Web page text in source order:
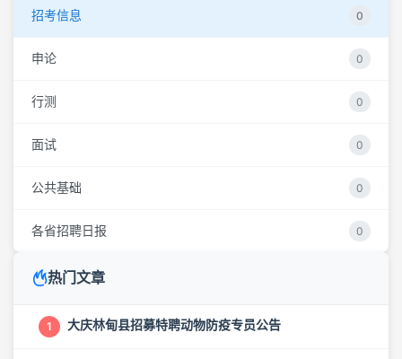
招考信息 0
申论 0
行测 0
面试 0
公共基础 0
各省招聘日报 0
热门文章
1 大庆林甸县招募特聘动物防疫专员公告